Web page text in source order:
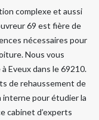
complexe et aussi
69 est fière de
nécessaires pour
Nous vous
Eveux dans le 69210.
de rehaussement de
interne pour étudier la
cabinet d’experts